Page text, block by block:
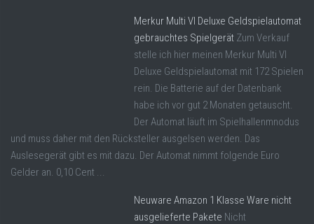
Merkur Multi VI Deluxe Geldspielautomat
gebrauchtes Spielgerät Zum Verkauf
stelle ich hier meinen Merkur Multi VI
Deluxe Geldspielautomat mit 172 Spielen
rein. Die Batterie auf der Datenbank
habe ich vor gut 2 Monaten getauscht.
Der Automat läuft im Spielhallenmnodus
und muss daher mit den Rücksteller ausgelsen werden. Das
Auslesegerät gibt es mit dazu. Der Automat nimmt folgende Euro
Gelder an. 0,10 Cent ...
Neuware Amazon 1 Klasse Ware nicht
ausgelieferte Pakete Nicht